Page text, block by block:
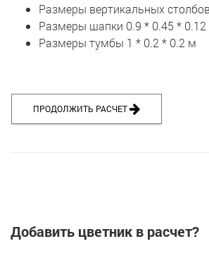
Размеры вертикальных
Размеры шапки 0.9 * 0.45 *
Размеры тумбы 1 * 0.2 * 0.2 м
ПРОДОЛЖИТЬ РАСЧЕТ
Добавить цветник в расчет?